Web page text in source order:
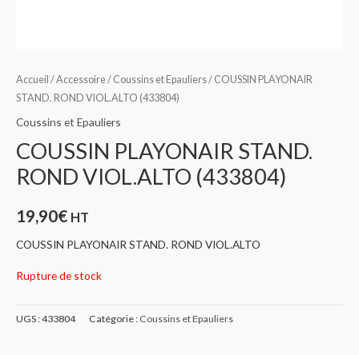
Accueil /Accessoire/ Coussins et Epauliers/ COUSSIN PLAYONAIR
STAND. ROND VIOL.ALTO (433804)
Coussins et Epauliers
COUSSIN PLAYONAIR STAND.
ROND VIOL.ALTO (433804)
19,90€ HT
COUSSIN PLAYONAIR STAND. ROND VIOL.ALTO
Rupture de stock
UGS :433804 Catégorie : Coussins et Epauliers